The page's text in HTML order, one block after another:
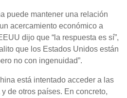
puede mantener una relación
acercamiento económico a
dijo que “la respuesta es sí”,
que los Estados Unidos están
no con ingenuidad”.
está intentado acceder a las
de otros países. En concreto,